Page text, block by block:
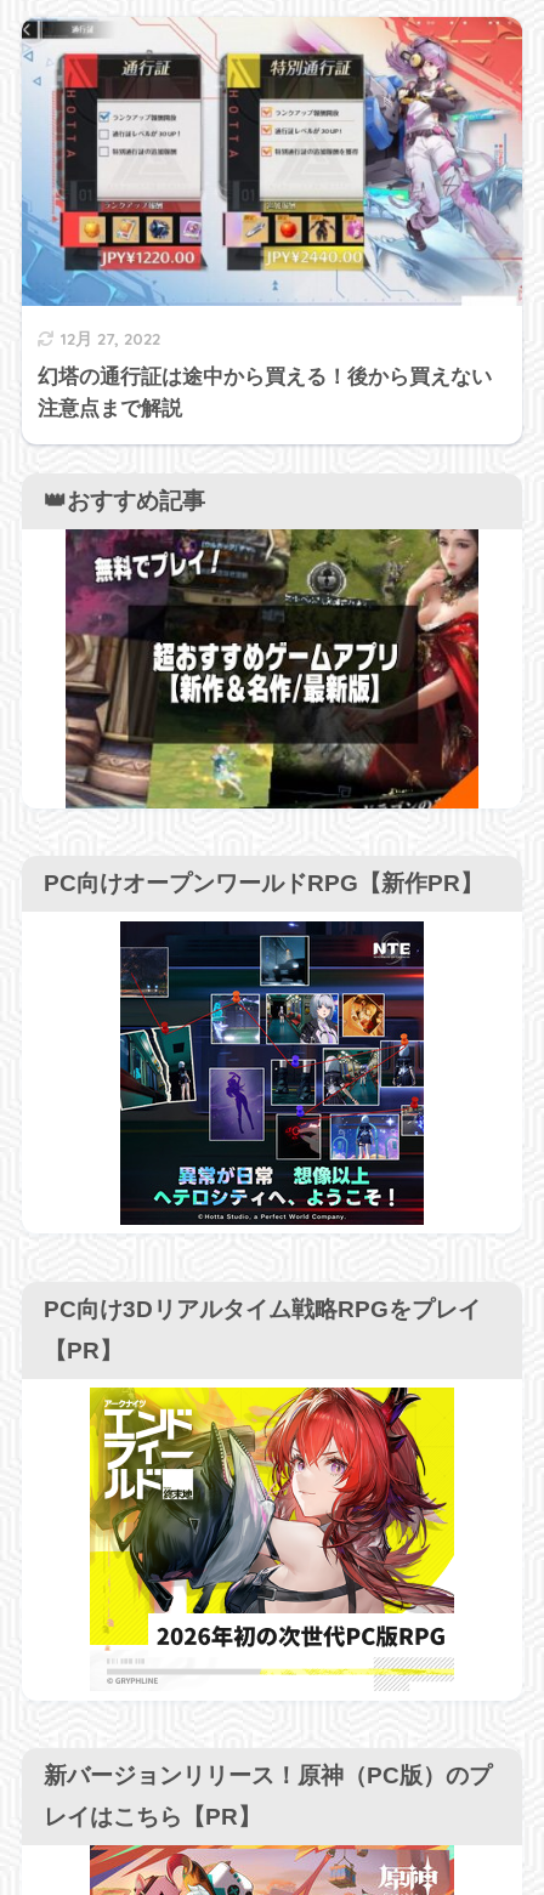
12月 27, 2022
幻塔の通行証は途中から買える！後から買えない
注意点まで解説
👑おすすめ記事
PC向けオープンワールドRPG【新作PR】
PC向け3Dリアルタイム戦略RPGをプレイ
【PR】
新バージョンリリース！原神（PC版）のプ
レイはこちら【PR】